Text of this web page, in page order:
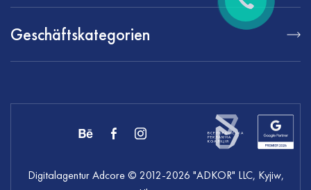
Geschäftskategorien
Digitalagentur Adcore© 2012-2026 "ADKOR" LLC, Kyjiw,